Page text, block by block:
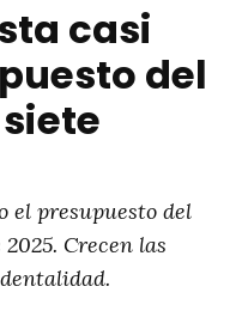
casi
del
el presupuesto del
Crecen las